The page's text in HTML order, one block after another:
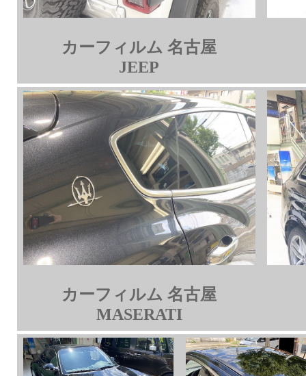
カーフィルム 名古屋
JEEP
カーフィルム 名古屋
MASERATI